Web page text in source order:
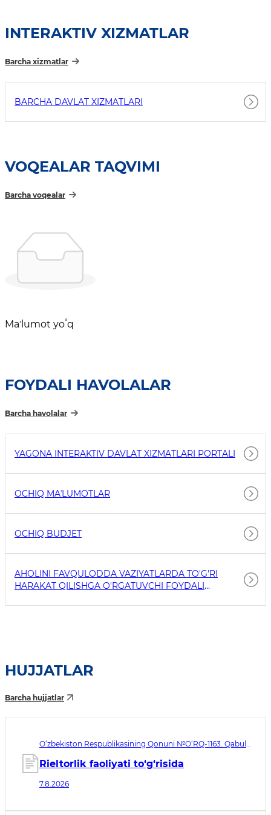
INTERAKTIV XIZMATLAR
Barcha xizmatlar
BARCHA DAVLAT XIZMATLARI
VOQEALAR TAQVIMI
Barcha voqealar
Maʼlumot yoʻq
FOYDALI HAVOLALAR
Barcha havolalar
YAGONA INTERAKTIV DAVLAT XIZMATLARI PORTALI
OCHIQ MAʼLUMOTLAR
OCHIQ BUDJET
AHOLINI FAVQULODDA VAZIYATLARDA TO'G'RI
HARAKAT QILISHGA O'RGATUVCHI FOYDALI
HUJJATLAR
Barcha hujjatlar
O‘zbekiston Respublikasining Qonuni №O‘RQ-1163. Qabul
Rieltorlik faoliyati to‘g‘risida
7.8.2026